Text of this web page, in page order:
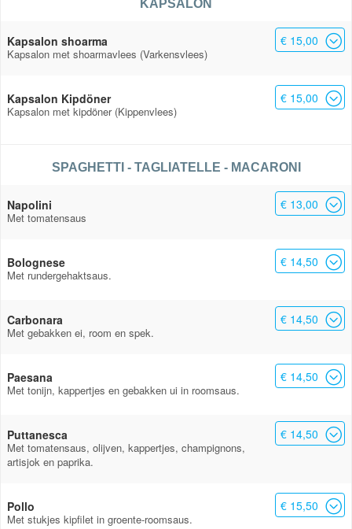
KAPSALON
Kapsalon shoarma
Kapsalon met shoarmavlees (Varkensvlees)
€ 15,00
Kapsalon Kipdöner
Kapsalon met kipdöner (Kippenvlees)
€ 15,00
SPAGHETTI - TAGLIATELLE - MACARONI
Napolini
Met tomatensaus
€ 13,00
Bolognese
Met rundergehaktsaus.
€ 14,50
Carbonara
Met gebakken ei, room en spek.
€ 14,50
Paesana
Met tonijn, kappertjes en gebakken ui in roomsaus.
€ 14,50
Puttanesca
Met tomatensaus, olijven, kappertjes, champignons,
artisjok en paprika.
€ 14,50
Pollo
Met stukjes kipfilet in groente-roomsaus.
€ 15,50